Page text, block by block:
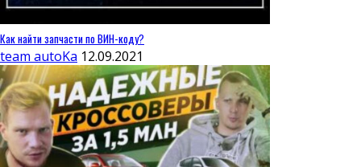
Как найти запчасти по ВИН-коду?
team autoKa 12.09.2021